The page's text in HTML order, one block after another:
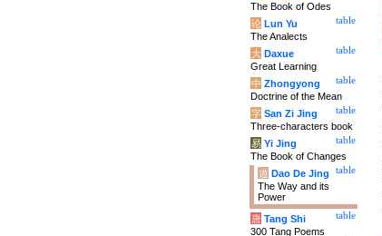
The Book of Odes
table
论 Lun Yu
The Analects
table
大 Daxue
Great Learning
table
中 Zhongyong
Doctrine of the Mean
table
字 San Zi Jing
Three-characters book
table
易 Yi Jing
The Book of Changes
table
道 Dao De Jing
The Way and its
Power
table
唐 Tang Shi
300 Tang Poems